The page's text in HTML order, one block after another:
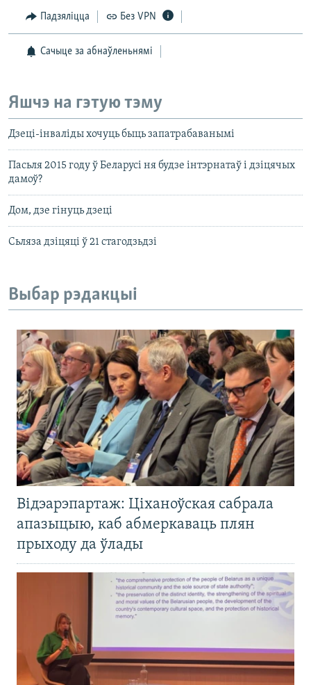
Падзяліцца Без VPN
Сачыце за абнаўленьнямі
Яшчэ на гэтую тэму
Дзеці-інваліды хочуць быць запатрабаванымі
Пасьля 2015 году ў Беларусі ня будзе інтэрнатаў і дзіцячых
дамоў?
Дом, дзе гінуць дзеці
Сьляза дзіцяці ў 21 стагодзьдзі
Выбар рэдакцыі
Відэарэпартаж: Ціханоўская сабрала
апазыцыю, каб абмеркаваць плян
прыходу да ўлады